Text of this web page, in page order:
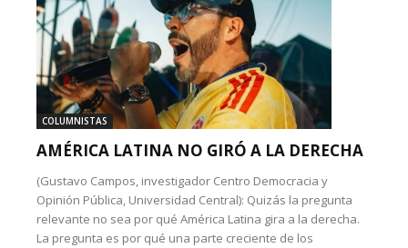
COLUMNISTAS
AMÉRICA LATINA NO GIRÓ A LA DERECHA
(Gustavo Campos, investigador Centro Democracia y
Opinión Pública, Universidad Central): Quizás la pregunta
relevante no sea por qué América Latina gira a la derecha.
La pregunta es por qué una parte creciente de los